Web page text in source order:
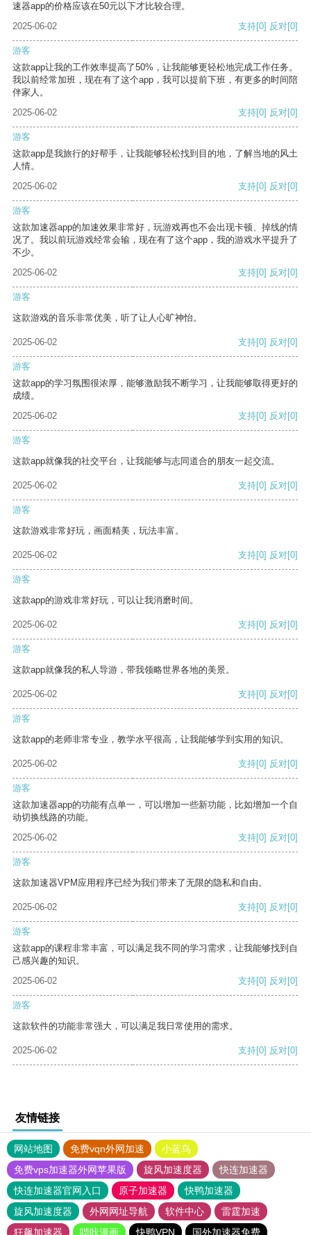
速器app的价格应该在50元以下才比较合理。
2025-06-02
支持[0] 反对[0]
游客
这款app让我的工作效率提高了50%，让我能够更轻松地完成工作任务。
我以前经常加班，现在有了这个app，我可以提前下班，有更多的时间陪
伴家人。
2025-06-02
支持[0] 反对[0]
游客
这款app是我旅行的好帮手，让我能够轻松找到目的地，了解当地的风土
人情。
2025-06-02
支持[0] 反对[0]
游客
这款加速器app的加速效果非常好，玩游戏再也不会出现卡顿、掉线的情
况了。我以前玩游戏经常会输，现在有了这个app，我的游戏水平提升了
不少。
2025-06-02
支持[0] 反对[0]
游客
这款游戏的音乐非常优美，听了让人心旷神怡。
2025-06-02 支持[0] 反对[0]
游客
这款app的学习氛围很浓厚，能够激励我不断学习，让我能够取得更好的
成绩。
2025-06-02
支持[0] 反对[0]
游客
这款app就像我的社交平台，让我能够与志同道合的朋友一起交流。
2025-06-02 支持[0] 反对[0]
游客
这款游戏非常好玩，画面精美，玩法丰富。
2025-06-02 支持[0] 反对[0]
游客
这款app的游戏非常好玩，可以让我消磨时间。
2025-06-02 支持[0] 反对[0]
游客
这款app就像我的私人导游，带我领略世界各地的美景。
2025-06-02 支持[0] 反对[0]
游客
这款app的老师非常专业，教学水平很高，让我能够学到实用的知识。
2025-06-02 支持[0] 反对[0]
游客
这款加速器app的功能有点单一，可以增加一些新功能，比如增加一个自
动切换线路的功能。
2025-06-02
支持[0] 反对[0]
游客
这款加速器VPM应用程序已经为我们带来了无限的隐私和自由。
2025-06-02 支持[0] 反对[0]
游客
这款app的课程非常丰富，可以满足我不同的学习需求，让我能够找到自
己感兴趣的知识。
2025-06-02
支持[0] 反对[0]
游客
这款软件的功能非常强大，可以满足我日常使用的需求。
2025-06-02 支持[0] 反对[0]
友情链接
网站地图 免费vqn外网加速
小蓝鸟
免费vps加速器外网苹果版
旋风加速度器
快连加速器
快连加速器官网入口
原子加速器
快鸭加速器
旋风加速度器
外网网址导航 软件中心
雷霆加速
狂飙加速器
哔咔漫画 快鸭VPN 国外加速器免费